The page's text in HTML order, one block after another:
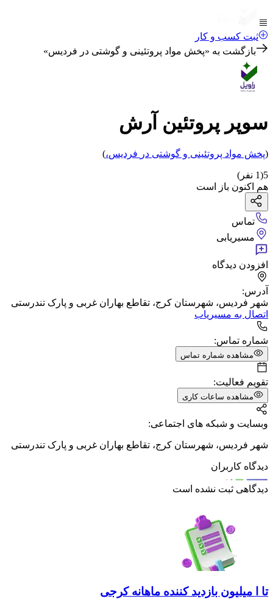
ثبت کسب و کار
بازگشت به «پخش مواد پروتئینی و گوشتی در فردیس»
سوپر پروتئین آرش
(پخش مواد پروتئینی و گوشتی در فردیس،)
5
(
1 نفر)
هم اکنون باز است
تماس
مسیریابی
افزودن دیدگاه
آدرس:
شهر فردیس، شهرستان کرج، تقاطع بهاران غربی و پارک تندرستی
اتصال به مسیریاب
شماره تماس:
مشاهده شماره تماس
تقویم فعالیت:
مشاهده ساعات کاری
وبسایت و شبکه های اجتماعی:
شهر فردیس، شهرستان کرج، تقاطع بهاران غربی و پارک تندرستی
دیدگاه کاربران
دیدگاهی ثبت نشده است
تا ا میلیون بازدید کننده ماهانه کرجی